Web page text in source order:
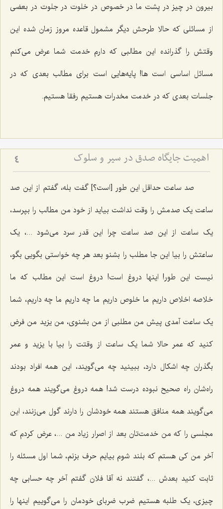
بیرون در چیز در پشت ما در خصوص در خلوت در جلوت در بعضی
از مسائلی که حالا طرحش دیگر مشمول قاعده مروز زمان شده این
وقتش را گذرانده این مطالبی که دارم خدمت شما عرض می‌کنم
مسائل اساسی است ها! پایه‌هایی است برای مطالب بعدی که در
جلسات بعدی که در خدمت مخدرات هستیم رفقا هستیم.
اهمیت جایگاه صدق در سیر و سلوک 4
صد ساعت حداقل این طور [است؟] گفت بله، گفتم از این صد
ساعت یک صدمش را وقت نداشت بیاید از خود من مطالب را بپرسد،
یک ساعت از این صد ساعت چرا این قدر سرد می‌شود ...، یک
ساعتش را بیا این جا مطلب را بشنو بعد هر چه خواستی بگویی بگو،
نیست این طور! اینها دروغ است! دروغ است این مطالب که ما
خلاصه اخلاص داریم ما خلوص داریم ما چه داریم ما چه داریم، شما
یک ساعت آمدی پیش من مطلبی از من بشنوی، من یزید من فرض
کنید که عمر حالا شما یک ساعت از وقتت را بیا با یزید و عمر
بگذران چه اشکال دارد، ببینید چه می‌گویند، این همه افراد بودند
راه‌شان راه صحیح نبوده درست شد! همه دروغ می‌گویند همه دروغ
می‌گویند همه منافق هستند همه خودشان را دارند گول می‌زنند، این
مجلسی را که من خدمت‌تان بعد از اصرار زیاد من ...، عرض کردم که
آخر من کی هستم که بلند شوم بیایم حرف بزنم، شما اول مسئله را
ثابت کنید بعدش ...، گفتند نه آقا فلان گفتم آخر چه حسابی چه
چیزی، یک طلبه هستیم ضرب ضربای خودمان را می‌گوییم اینها را